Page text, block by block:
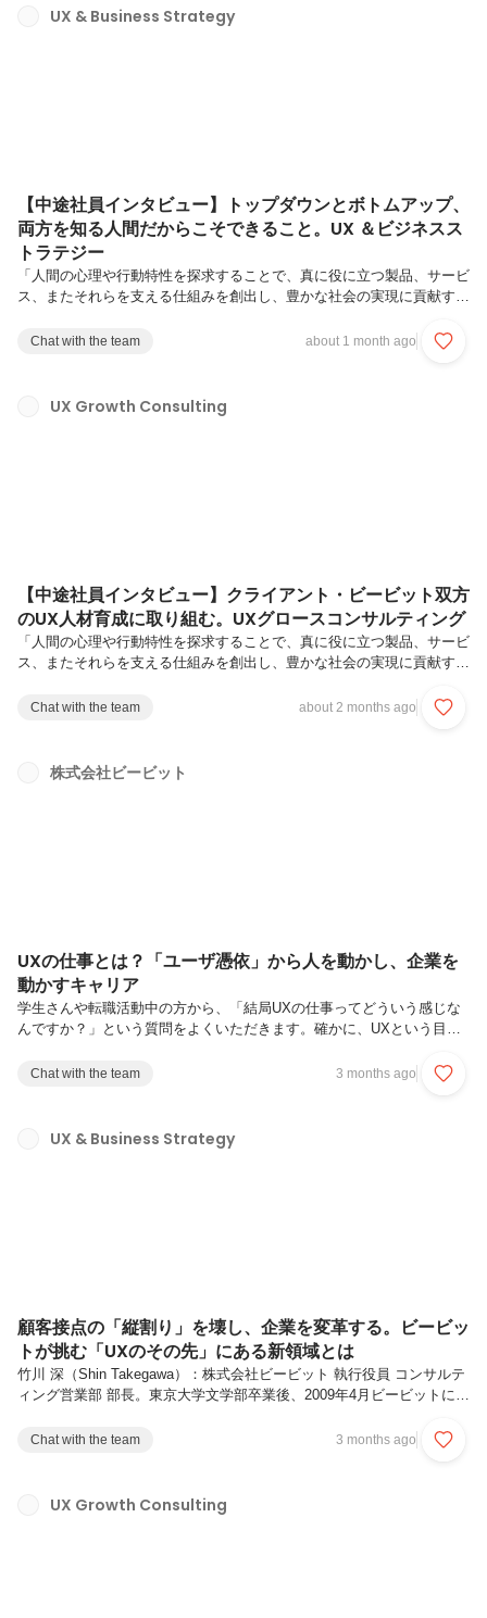
の哲学として興味深い内容です。ぜひ、ご覧ください。淺野 恵介（あ
さの けいすけ） / UXインテリジェンス事業本部/コンサルティング営業
UX & Business Strategy
【中途社員インタビュー】トップダウンとボトムアップ、
両方を知る人間だからこそできること。UX ＆ビジネスス
トラテジー
「人間の心理や行動特性を探求することで、真に役に立つ製品、サービ
ス、またそれらを支える仕組みを創出し、豊かな社会の実現に貢献す
るコンサルタントは、ビービットが強みとするUXケイパビリティに基
は、UX ＆ビジネスストラテジーにてコンサルタントとして活躍する木
倉 悠太朗さんをご紹介します。木倉 悠太朗（きくら ゆうたろう）/ UX
Chat with the team about 1 month ago
UX Growth Consulting
【中途社員インタビュー】クライアント・ビービット双方
のUX人材育成に取り組む。UXグロースコンサルティング
「人間の心理や行動特性を探求することで、真に役に立つ製品、サービ
ス、またそれらを支える仕組みを創出し、豊かな社会の実現に貢献す
タルを起点とした顧客接点の継続改善によるビジネス成長をサポートし
を整え、必要なスキルやマインドを定着させることがミッションです。
Chat with the team about 2 months ago
株式会社ビービット
UXの仕事とは？「ユーザ憑依」から人を動かし、企業を
動かすキャリア
学生さんや転職活動中の方から、「結局UXの仕事ってどういう感じな
んですか？」という質問をよくいただきます。確かに、UXという目に
いるのかを想像するのは難しいかもしれません。こうした疑問にお答え
ンバーのキャリアでどう活かされているかをお伝えします。ビービット
におけるUXの仕事とは何か、その先に何があるのか、イメージの助け
Chat with the team 3 months ago
UX & Business Strategy
顧客接点の「縦割り」を壊し、企業を変革する。ビービッ
トが挑む「UXのその先」にある新領域とは
竹川 深（Shin Takegawa）：株式会社ビービット 執行役員 コンサルテ
ィング営業部 部長。東京大学文学部卒業後、2009年4月ビービットに新
を経験。現在は営業部門をリードするとともに、多数の大手クライアン
リューション強化と組織づくりに奔走している。――今日は「最近のビ
ービットの仕事が、以前とは随分変わってきている」というお話を聞き
Chat with the team 3 months ago
UX Growth Consulting